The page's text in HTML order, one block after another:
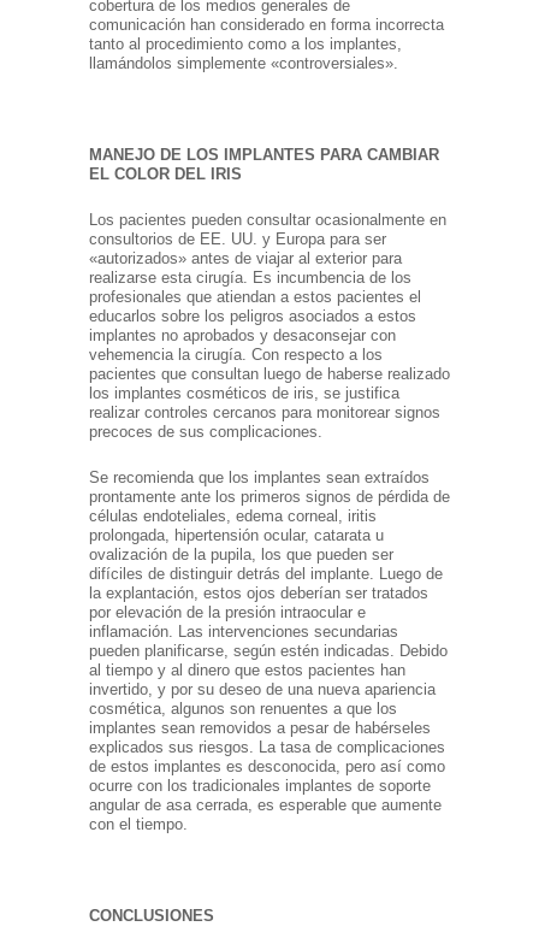
cobertura de los medios generales de
comunicación han considerado en forma incorrecta
tanto al procedimiento como a los implantes,
llamándolos simplemente «controversiales».
MANEJO DE LOS IMPLANTES PARA CAMBIAR
EL COLOR DEL IRIS
Los pacientes pueden consultar ocasionalmente en
consultorios de EE. UU. y Europa para ser
«autorizados» antes de viajar al exterior para
realizarse esta cirugía. Es incumbencia de los
profesionales que atiendan a estos pacientes el
educarlos sobre los peligros asociados a estos
implantes no aprobados y desaconsejar con
vehemencia la cirugía. Con respecto a los
pacientes que consultan luego de haberse realizado
los implantes cosméticos de iris, se justifica
realizar controles cercanos para monitorear signos
precoces de sus complicaciones.
Se recomienda que los implantes sean extraídos
prontamente ante los primeros signos de pérdida de
células endoteliales, edema corneal, iritis
prolongada, hipertensión ocular, catarata u
ovalización de la pupila, los que pueden ser
difíciles de distinguir detrás del implante. Luego de
la explantación, estos ojos deberían ser tratados
por elevación de la presión intraocular e
inflamación. Las intervenciones secundarias
pueden planificarse, según estén indicadas. Debido
al tiempo y al dinero que estos pacientes han
invertido, y por su deseo de una nueva apariencia
cosmética, algunos son renuentes a que los
implantes sean removidos a pesar de habérseles
explicados sus riesgos. La tasa de complicaciones
de estos implantes es desconocida, pero así como
ocurre con los tradicionales implantes de soporte
angular de asa cerrada, es esperable que aumente
con el tiempo.
CONCLUSIONES